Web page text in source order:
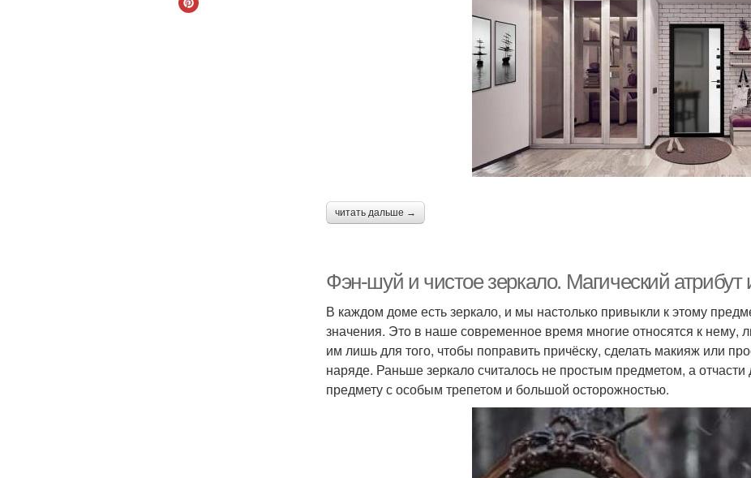
читать дальше →
Фэн-шуй и чистое зеркало. Магический атрибут
В каждом доме есть зеркало, и мы настолько привыкли к этому
значения. Это в наше современное время многие относятся к нему,
им лишь для того, чтобы поправить причёску, сделать макияж или
наряде. Раньше зеркало считалось не простым предметом, а
предмету с особым трепетом и большой осторожностью.